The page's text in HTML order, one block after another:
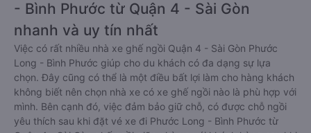
- Bình Phước từ Quận 4 - Sài Gòn
nhanh và uy tín nhất
Việc có rất nhiều nhà xe ghế ngồi Quận 4 - Sài Gòn Phước
Long - Bình Phước giúp cho du khách có đa dạng sự lựa
chọn. Đây cũng có thể là một điều bất lợi làm cho hàng khách
không biết nên chọn nhà xe có xe ghế ngồi nào là phù hợp với
mình. Bên cạnh đó, việc đảm bảo giữ chỗ, có được chỗ ngồi
yêu thích sau khi đặt vé xe đi Phước Long - Bình Phước từ